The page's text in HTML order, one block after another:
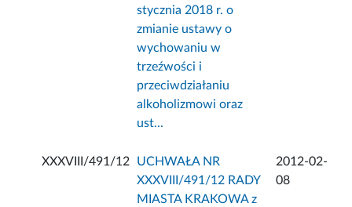
stycznia 2018 r. o
zmianie ustawy o
wychowaniu w
trzeźwości i
przeciwdziałaniu
alkoholizmowi oraz
ust...
XXXVIII/491/12
UCHWAŁA NR
XXXVIII/491/12 RADY
MIASTA KRAKOWA z
2012-02-
08